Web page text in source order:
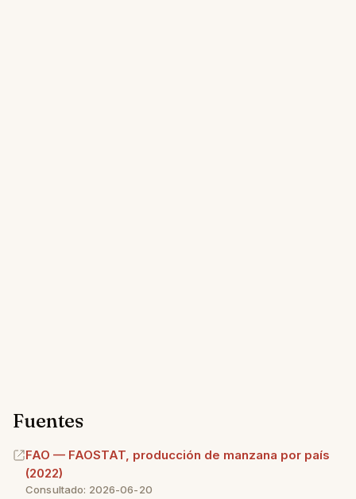
Fuentes
FAO — FAOSTAT, producción de manzana por país
(2022)
Consultado: 2026-06-20